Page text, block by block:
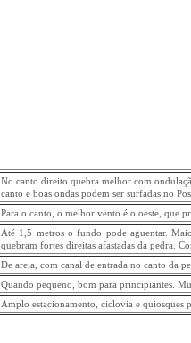
No canto direito quebra melhor com
canto e boas ondas podem ser surfadas no
Para o canto, o melhor vento é o oeste, que
Até 1,5 metros o fundo pode aguentar.
quebram fortes direitas afastadas da pedra.
De areia, com canal de entrada no canto da
Quando pequeno, bom para principiantes.
Amplo estacionamento, ciclovia e quiosques